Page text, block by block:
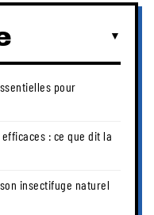
pour
: ce que dit la
insectifuge naturel